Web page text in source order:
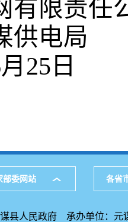
有限责任
供电局
25日
部委网站 各省
县人民政府 承办单位：元